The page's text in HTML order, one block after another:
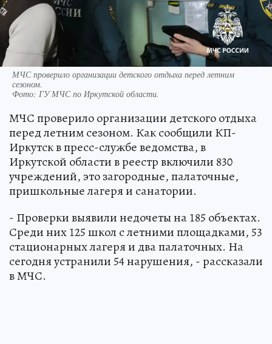
МЧС проверило организации детского отдыха перед летним
сезоном.
Фото: ГУ МЧС по Иркутской области.
МЧС проверило организации детского отдыха
перед летним сезоном. Как сообщили КП-
Иркутск в пресс-службе ведомства, в
Иркутской области в реестр включили 830
учреждений, это загородные, палаточные,
пришкольные лагеря и санатории.
- Проверки выявили недочеты на 185 объектах.
Среди них 125 школ с летними площадками, 53
стационарных лагеря и два палаточных. На
сегодня устранили 54 нарушения, - рассказали
в МЧС.